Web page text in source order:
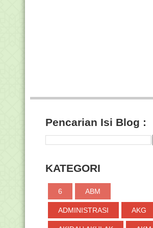
EMIS Tahun 2019-...
13 Rekomendasi
Tahun 2020, PTKIN Diminta
Penerimaan Mahas...
Cara Membaca Kembali
Dihapus Pada WhatsApp
Pasal-pasal Peraturan
Melindungi Guru
Informasi Beasiswa Santri
Pencarian Isi Blog :
KATEGORI
6 ABM
ADMINISTRASI AKG